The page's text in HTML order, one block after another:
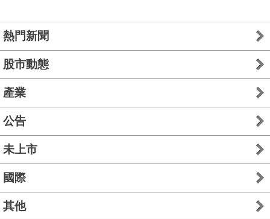
熱門新聞
股市動態
產業
公告
未上市
國際
其他